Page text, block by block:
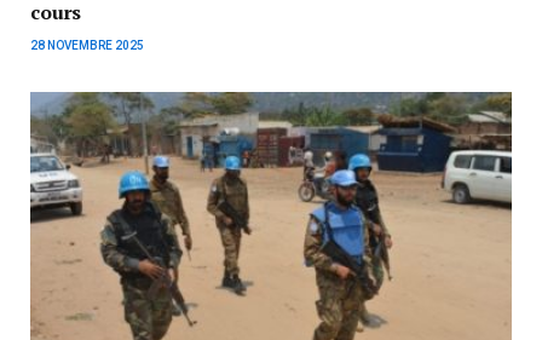
cours
28 NOVEMBRE 2025